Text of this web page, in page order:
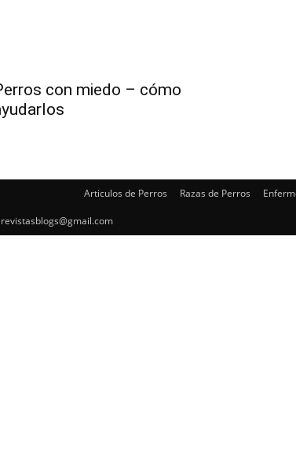
con miedo – cómo
Articulos de Perros Razas de Perros